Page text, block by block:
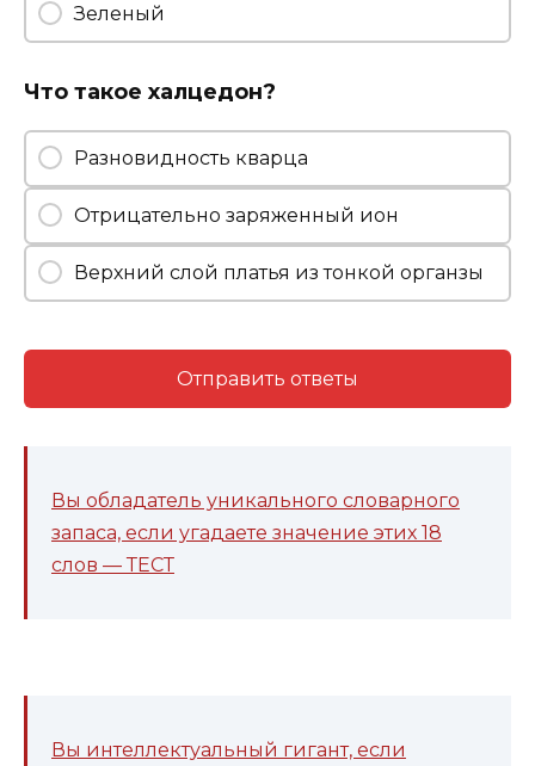
Зеленый
Что такое халцедон?
Разновидность кварца
Отрицательно заряженный ион
Верхний слой платья из тонкой органзы
Отправить ответы
Вы обладатель уникального словарного
запаса, если угадаете значение этих 18
слов — ТЕСТ
Вы интеллектуальный гигант, если